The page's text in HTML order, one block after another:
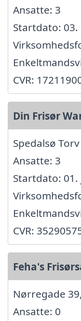
Ansatte: 3
Startdato:
CVR:
Din Frisør
Spedalsø
Ansatte: 3
Startdato: 01.
CVR:
Feha's
Nørregade
Ansatte: 0